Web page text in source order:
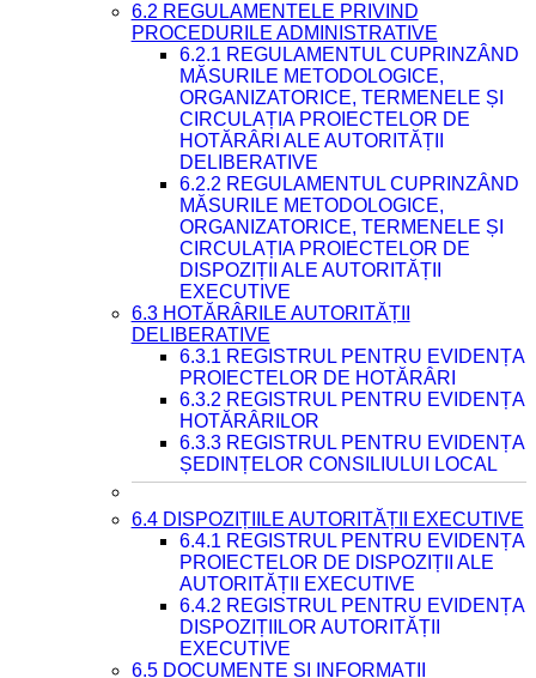
6.2 REGULAMENTELE PRIVIND
PROCEDURILE ADMINISTRATIVE
6.2.1 REGULAMENTUL CUPRINZÂND
MĂSURILE METODOLOGICE,
ORGANIZATORICE, TERMENELE ȘI
CIRCULAȚIA PROIECTELOR DE
HOTĂRÂRI ALE AUTORITĂȚII
DELIBERATIVE
6.2.2 REGULAMENTUL CUPRINZÂND
MĂSURILE METODOLOGICE,
ORGANIZATORICE, TERMENELE ȘI
CIRCULAȚIA PROIECTELOR DE
DISPOZIȚII ALE AUTORITĂȚII
EXECUTIVE
6.3 HOTĂRÂRILE AUTORITĂȚII
DELIBERATIVE
6.3.1 REGISTRUL PENTRU EVIDENȚA
PROIECTELOR DE HOTĂRÂRI
6.3.2 REGISTRUL PENTRU EVIDENȚA
HOTĂRÂRILOR
6.3.3 REGISTRUL PENTRU EVIDENȚA
ȘEDINȚELOR CONSILIULUI LOCAL
6.4 DISPOZIȚIILE AUTORITĂȚII EXECUTIVE
6.4.1 REGISTRUL PENTRU EVIDENȚA
PROIECTELOR DE DISPOZIȚII ALE
AUTORITĂȚII EXECUTIVE
6.4.2 REGISTRUL PENTRU EVIDENȚA
DISPOZIȚIILOR AUTORITĂȚII
EXECUTIVE
6.5 DOCUMENTE ȘI INFORMAȚII